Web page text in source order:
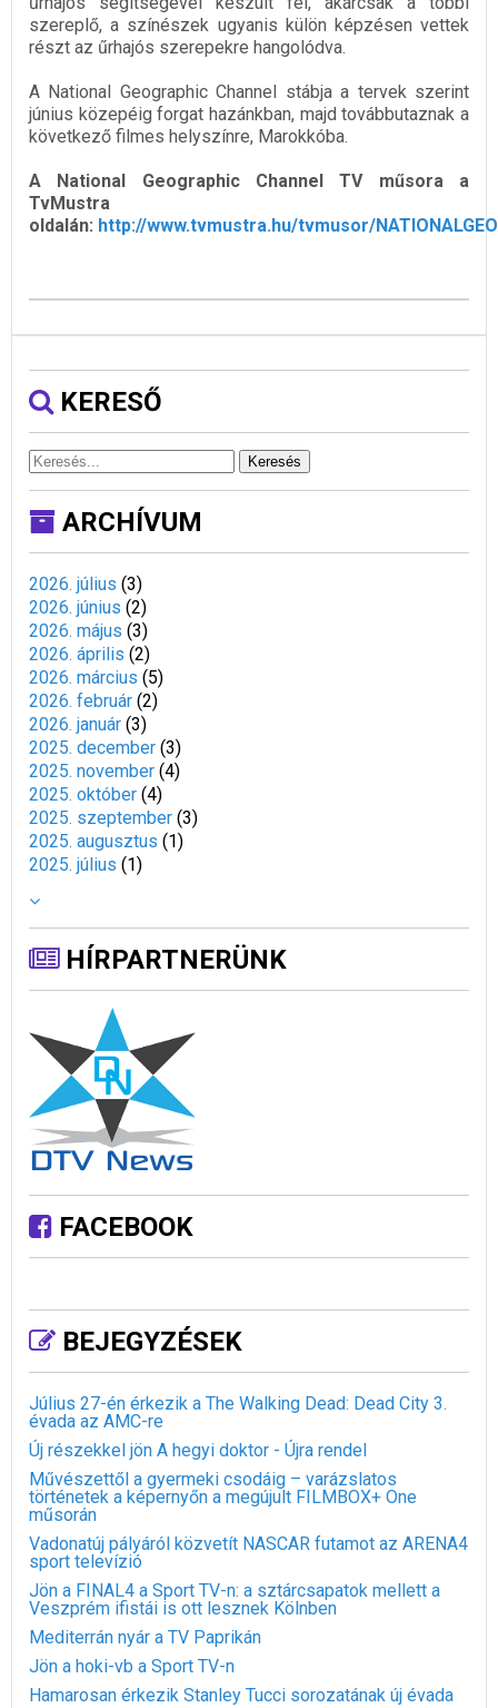
szereplő, a színészek ugyanis külön képzésen vettek
részt az űrhajós szerepekre hangolódva.
A National Geographic Channel stábja a tervek szerint
június közepéig forgat hazánkban, majd továbbutaznak a
következő filmes helyszínre, Marokkóba.
A National Geographic Channel TV műsora a
TvMustra
oldalán: http://www.tvmustra.hu/tvmusor/
KERESŐ
Keresés
ARCHÍVUM
2026. július (3)
2026. június (2)
2026. május (3)
2026. április (2)
2026. március (5)
2026. február (2)
2026. január (3)
2025. december (3)
2025. november (4)
2025. október (4)
2025. szeptember (3)
2025. augusztus (1)
2025. július (1)
HÍRPARTNERÜNK
FACEBOOK
BEJEGYZÉSEK
Július 27-én érkezik a The Walking Dead: Dead City 3.
évada az AMC-re
Új részekkel jön A hegyi doktor - Újra rendel
Művészettől a gyermeki csodáig – varázslatos
történetek a képernyőn a megújult FILMBOX+ One
műsorán
Vadonatúj pályáról közvetít NASCAR futamot az ARENA4
sport televízió
Jön a FINAL4 a Sport TV-n: a sztárcsapatok mellett a
Veszprém ifistái is ott lesznek Kölnben
Mediterrán nyár a TV Paprikán
Jön a hoki-vb a Sport TV-n
Hamarosan érkezik Stanley Tucci sorozatának új évada